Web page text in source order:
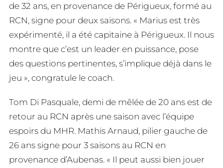
de 32 ans, en provenance de Périgueux, formé au
RCN, signe pour deux saisons. « Marius est très
expérimenté, il a été capitaine à Périgueux. Il nous
montre que c’est un leader en puissance, pose
des questions pertinentes, s’implique déjà dans le
jeu », congratule le coach.
Tom Di Pasquale, demi de mêlée de 20 ans est de
retour au RCN après une saison avec l’équipe
espoirs du MHR. Mathis Arnaud, pilier gauche de
26 ans signe pour 3 saisons au RCN en
provenance d’Aubenas. « Il peut aussi bien jouer